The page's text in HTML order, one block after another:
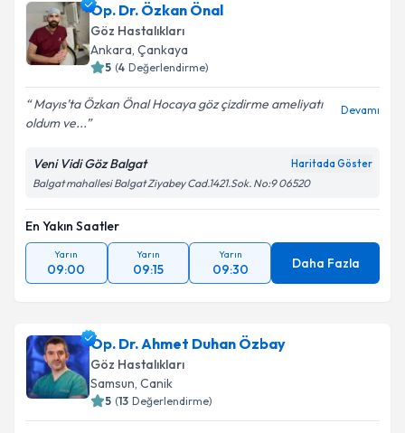
Op. Dr. Özkan Önal
Göz Hastalıkları
Ankara, Çankaya
5 (4 Değerlendirme)
Mayıs’ta Özkan Önal Hocaya göz çizdirme ameliyatı
oldum ve...
Devamı
Veni Vidi Göz Balgat Haritada Göster
Balgat mahallesi Balgat Ziyabey Cad.1421.Sok. No:9 06520
En Yakın Saatler
Yarın
09:00
Yarın
09:15
Yarın
09:30 Daha Fazla
Op. Dr. Ahmet Duhan Özbay
Göz Hastalıkları
Samsun, Canik
5 (13 Değerlendirme)